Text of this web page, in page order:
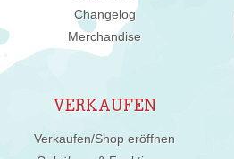
Changelog
Merchandise
VERKAUFEN
Verkaufen/Shop eröffnen